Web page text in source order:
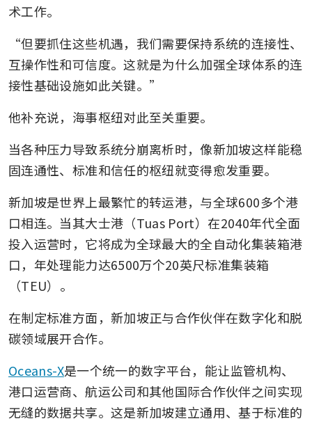
术工作。
“但要抓住这些机遇，我们需要保持系统的连接性、
互操作性和可信度。这就是为什么加强全球体系的连
接性基础设施如此关键。”
他补充说，海事枢纽对此至关重要。
当各种压力导致系统分崩离析时，像新加坡这样能稳
固连通性、标准和信任的枢纽就变得愈发重要。
新加坡是世界上最繁忙的转运港，与全球600多个港
口相连。当其大士港（Tuas Port）在2040年代全面
投入运营时，它将成为全球最大的全自动化集装箱港
口，年处理能力达6500万个20英尺标准集装箱
（TEU）。
在制定标准方面，新加坡正与合作伙伴在数字化和脱
碳领域展开合作。
Oceans-X是一个统一的数字平台，能让监管机构、
港口运营商、航运公司和其他国际合作伙伴之间实现
无缝的数据共享。这是新加坡建立通用、基于标准的